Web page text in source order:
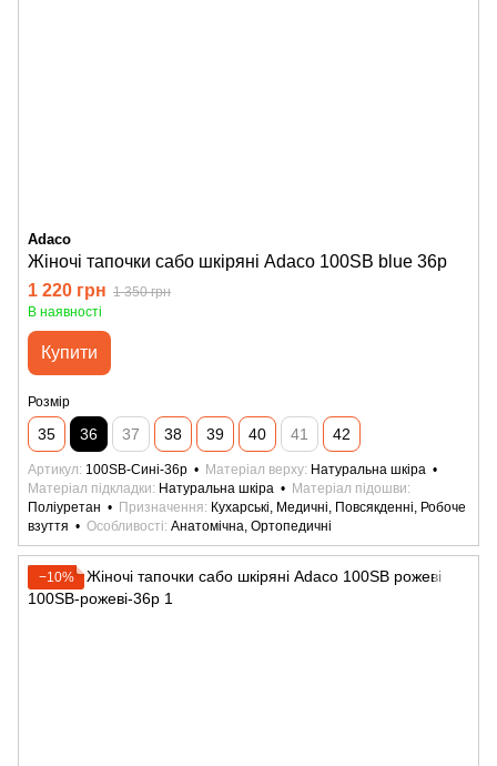
Adaco
Жіночі тапочки сабо шкіряні Adaco 100SB blue 36р
1 220 грн 1 350 грн
В наявності
Купити
Розмір
35 36 37 38 39 40 41 42
Артикул 100SB-Сині-36р Матеріал верху Натуральна шкіра
Матеріал підкладки
Натуральна шкіра
Матеріал підошви
Поліуретан
Призначення
Кухарські, Медичні, Повсякденні, Робоче
взуття
Особливості Анатомічна, Ортопедичні
−10%